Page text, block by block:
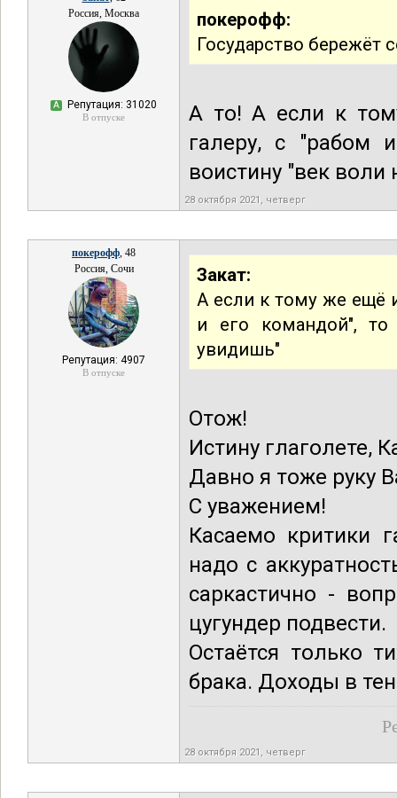
Россия, Москва
А Репутация: 31020
В отпуске
покерофф:
Государство бережёт
А то! А если к
галеру, с "рабом
воистину "век
28 октября 2021, четверг
покерофф, 48
Россия, Сочи
Репутация: 4907
В отпуске
Закат:
А если к тому же ещё
и его командой", то
увидишь"
Отож!
Истину глаголете,
Давно я тоже руку
С уважением!
Касаемо критики
надо с
саркастично -
цугундер подвести.
Остаётся только
брака. Доходы в
28 октября 2021, четверг